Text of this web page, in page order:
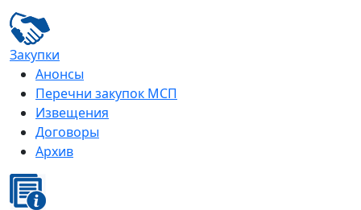
Закупки
Анонсы
Перечни закупок МСП
Извещения
Договоры
Архив